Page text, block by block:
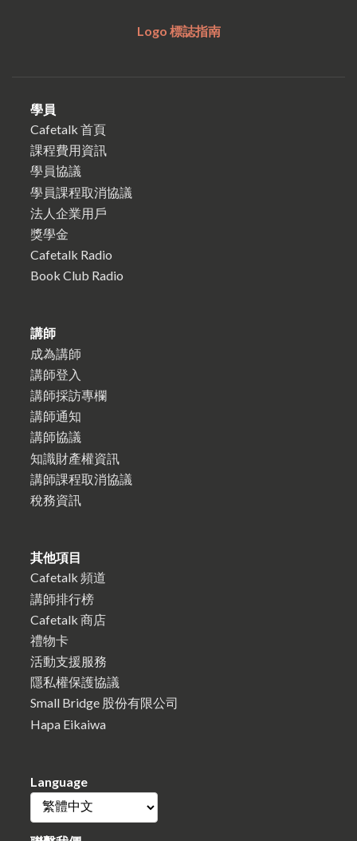
Logo 標誌指南
學員
Cafetalk 首頁
課程費用資訊
學員協議
學員課程取消協議
法人企業用戶
獎學金
Cafetalk Radio
Book Club Radio
講師
成為講師
講師登入
講師採訪專欄
講師通知
講師協議
知識財產權資訊
講師課程取消協議
稅務資訊
其他項目
Cafetalk 頻道
講師排行榜
Cafetalk 商店
禮物卡
活動支援服務
隱私權保護協議
Small Bridge 股份有限公司
Hapa Eikaiwa
Language